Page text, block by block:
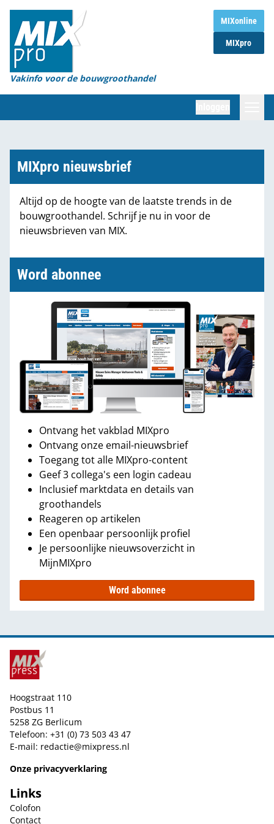
MIXonline
MIXpro
Vakinfo voor de bouwgroothandel
Home
Magazines
Organisaties
Marktcijfers
Partners
MIXpro nieuwsbrief
Altijd op de hoogte van de laatste trends in de
bouwgroothandel. Schrijf je nu in voor de
nieuwsbrieven van MIX.
Word abonnee
Ontvang het vakblad MIXpro
Ontvang onze email-nieuwsbrief
Toegang tot alle MIXpro-content
Geef 3 collega's een login cadeau
Inclusief marktdata en details van
groothandels
Reageren op artikelen
Een openbaar persoonlijk profiel
Je persoonlijke nieuwsoverzicht in
MijnMIXpro
Word abonnee
Hoogstraat 110
Postbus 11
5258 ZG Berlicum
Telefoon: +31 (0) 73 503 43 47
E-mail: redactie@mixpress.nl
Onze privacyverklaring
Links
Colofon
Contact